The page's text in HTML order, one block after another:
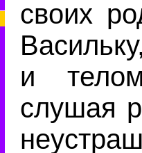
своих
и
слушая